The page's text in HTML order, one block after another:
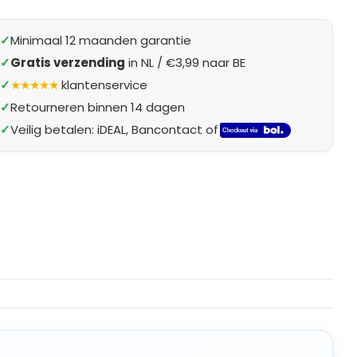
✓Minimaal 12 maanden garantie
✓Gratis verzending in NL / €3,99 naar BE
✓★★★★★klantenservice
✓Retourneren binnen 14 dagen
✓Veilig betalen: iDEAL, Bancontact of